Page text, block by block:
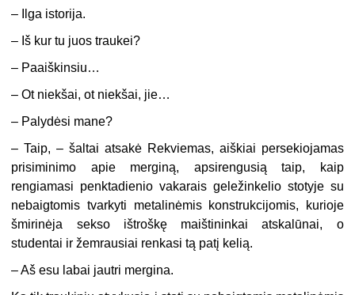
– Ilga istorija.
– Iš kur tu juos traukei?
– Paaiškinsiu…
– Ot niekšai, ot niekšai, jie…
– Palydėsi mane?
–Taip, – šaltai atsakė Rekviemas, aiškiai persekiojamas
prisiminimo apie merginą, apsirengusią taip, kaip
rengiamasi penktadienio vakarais geležinkelio stotyje su
nebaigtomis tvarkyti metalinėmis konstrukcijomis, kurioje
šmirinėja sekso ištroškę maištininkai atskalūnai, o
studentai ir žemrausiai renkasi tą patį kelią.
– Aš esu labai jautri mergina.